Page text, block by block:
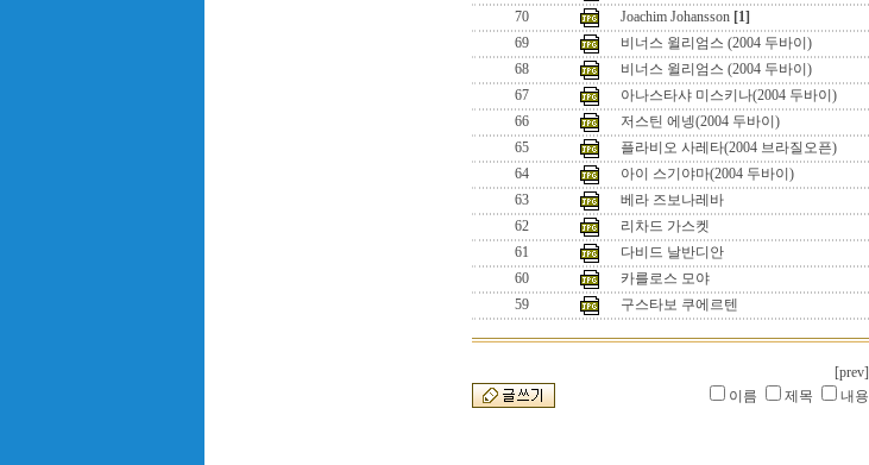
70
Joachim Johansson [1]
69
비너스 윌리엄스 (2004 두바이)
68
비너스 윌리엄스 (2004 두바이)
67
아나스타샤 미스키나(2004 두바이)
66
저스틴 에넹(2004 두바이)
65
플라비오 사레타(2004 브라질오픈)
64
아이 스기야마(2004 두바이)
63
베라 즈보나레바
62
리차드 가스켓
61
다비드 날반디안
60
카를로스 모야
59
구스타보 쿠에르텐
[prev]
이름 제목 내용